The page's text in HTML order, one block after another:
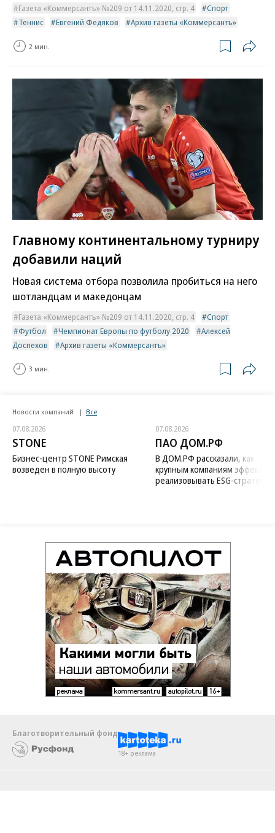
Газета «Коммерсантъ» №209 от 14.11.2020, стр. 4
Спорт
Теннис
Евгений Федяков Архив газеты «Коммерсантъ»
2 мин.
Главному континентальному турниру
добавили наций
Новая система отбора позволила пробиться на него
шотландцам и македонцам
Газета «Коммерсантъ» №209 от 14.11.2020, стр. 4
Спорт
Футбол
Чемпионат Европы по футболу 2020
Алексей
Доспехов
Архив газеты «Коммерсантъ»
3 мин.
Новости компаний Все
07.08.2026
STONE
Бизнес-центр STONE Римская
возведен в полную высоту
07.08.2026
ПАО ДОМ.РФ
В ДОМ.РФ рассказали, как
крупным компаниям
реализовывать ESG-стратегию
Благотворительный фонд
18+ реклама